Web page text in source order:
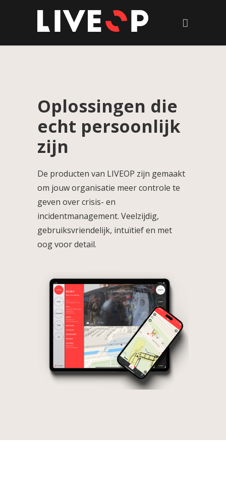
Oplossingen die
echt persoonlijk
zijn
De producten van LIVEOP zijn gemaakt
om jouw organisatie meer controle te
geven over crisis- en
incidentmanagement. Veelzijdig,
gebruiksvriendelijk, intuïtief en met
oog voor detail.